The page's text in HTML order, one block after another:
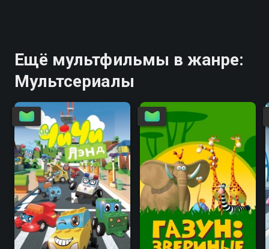
Ещё мультфильмы в жанре:
Мультсериалы